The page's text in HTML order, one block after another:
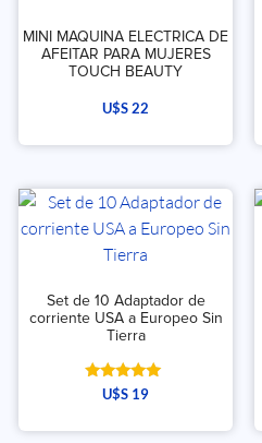
MINI MAQUINA ELECTRICA DE
AFEITAR PARA MUJERES
TOUCH BEAUTY
U$S22
Set de 10 Adaptador de
corriente USA a Europeo Sin
Tierra
Valorado
con
de 5
U$S 19